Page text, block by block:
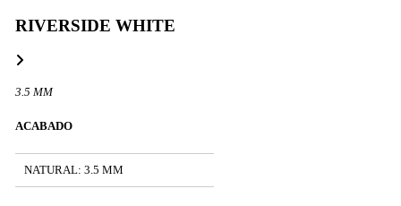
RIVERSIDE WHITE
3.5 MM
ACABADO
NATURAL: 3.5 MM